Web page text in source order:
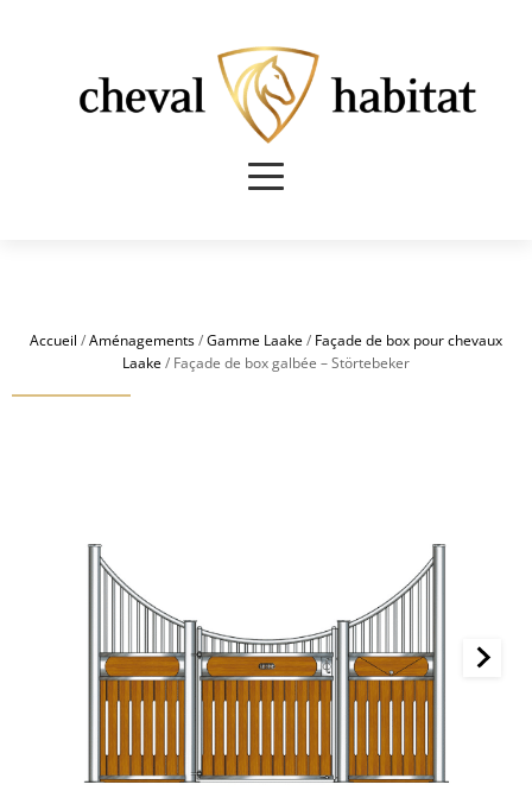
Accueil /Aménagements/Gamme Laake/ Façade de box pour chevaux
Laake/ Façade de box galbée – Störtebeker